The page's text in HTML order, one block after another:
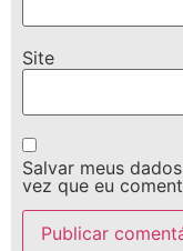
Site
Salvar meus
vez que eu